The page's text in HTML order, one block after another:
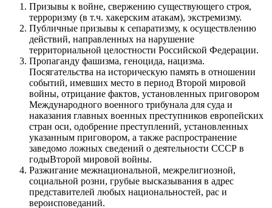
Призывы к войне, свержению существующего строя,
терроризму (в т.ч. хакерским атакам), экстремизму.
Публичные призывы к сепаратизму, к осуществлению
действий, направленных на нарушение
территориальной целостности Российской Федерации.
Пропаганду фашизма, геноцида, нацизма.
Посягательства на историческую память в отношении
событий, имевших место в период Второй мировой
войны, отрицание фактов, установленных приговором
Международного военного трибунала для суда и
наказания главных военных преступников европейских
стран оси, одобрение преступлений, установленных
указанным приговором, а также распространение
заведомо ложных сведений о деятельности СССР в
годыВторой мировой войны.
Разжигание межнациональной, межрелигиозной,
социальной розни, грубые высказывания в адрес
представителей любых национальностей, рас и
вероисповеданий.